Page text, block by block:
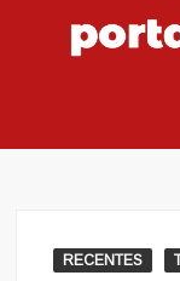
RECENTES